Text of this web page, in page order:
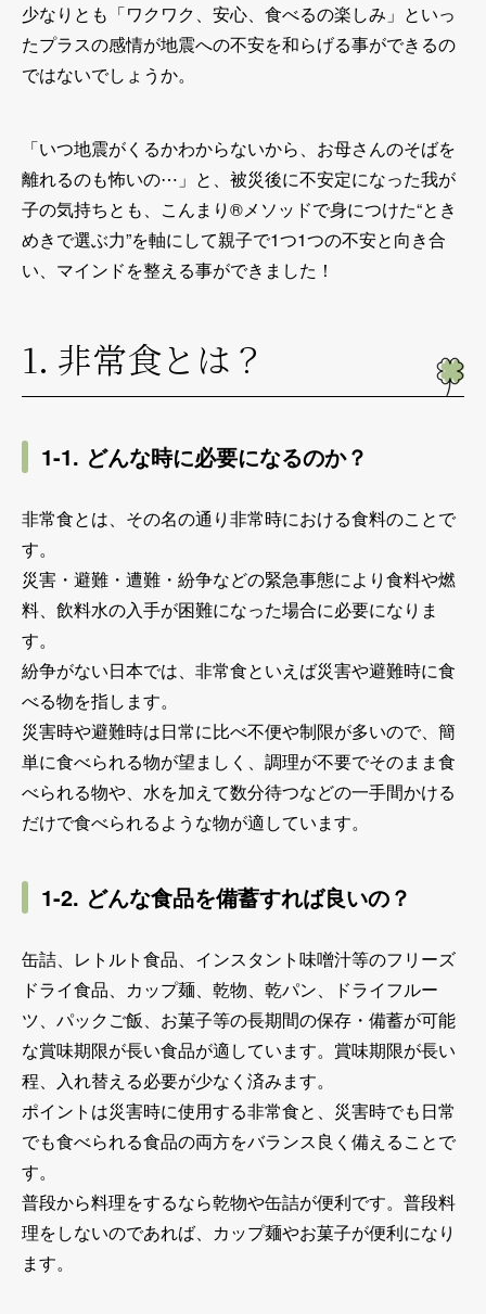
少なりとも「ワクワク、安心、食べるの楽しみ」といっ
たプラスの感情が地震への不安を和らげる事ができるの
ではないでしょうか。
「いつ地震がくるかわからないから、お母さんのそばを
離れるのも怖いの⋯」と、被災後に不安定になった我が
子の気持ちとも、こんまり®メソッドで身につけた“とき
めきで選ぶ力”を軸にして親子で1つ1つの不安と向き合
い、マインドを整える事ができました！
1. 非常食とは？
1-1. どんな時に必要になるのか？
非常食とは、その名の通り非常時における食料のことで
す。
災害・避難・遭難・紛争などの緊急事態により食料や燃
料、飲料水の入手が困難になった場合に必要になりま
す。
紛争がない日本では、非常食といえば災害や避難時に食
べる物を指します。
災害時や避難時は日常に比べ不便や制限が多いので、簡
単に食べられる物が望ましく、調理が不要でそのまま食
べられる物や、水を加えて数分待つなどの一手間かける
だけで食べられるような物が適しています。
1-2. どんな食品を備蓄すれば良いの？
缶詰、レトルト食品、インスタント味噌汁等のフリーズ
ドライ食品、カップ麺、乾物、乾パン、ドライフルー
ツ、パックご飯、お菓子等の長期間の保存・備蓄が可能
な賞味期限が長い食品が適しています。賞味期限が長い
程、入れ替える必要が少なく済みます。
ポイントは​​​​​​災害時に使用する非常食と、災害時でも日常
でも食べられる食品の両方をバランス良く備えることで
す。
普段から料理をするなら乾物や缶詰が便利です。普段料
理をしないのであれば、カップ麺やお菓子が便利になり
ます。